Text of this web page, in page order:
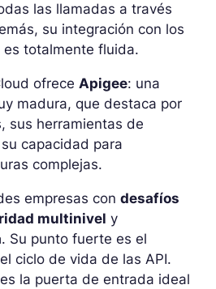
las llamadas a través
su integración con los
totalmente fluida.
ofrece Apigee: una
madura, que destaca por
sus herramientas de
capacidad para
complejas.
empresas con desafíos
multinivel y
. Su punto fuerte es el
ciclo de vida de las API.
la puerta de entrada ideal